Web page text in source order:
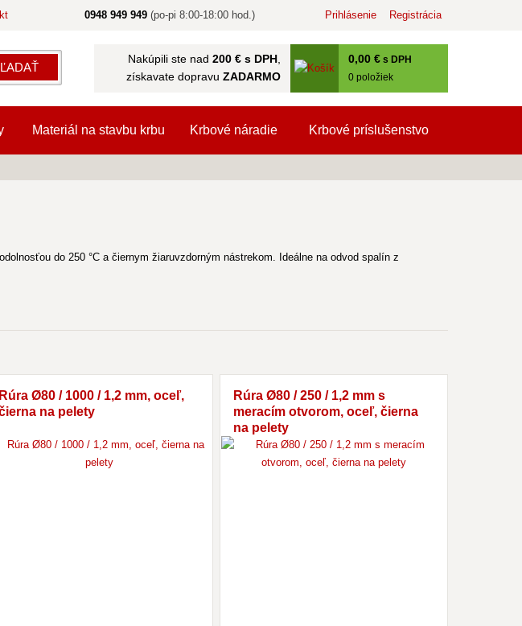
Nakúpili ste nad 200 € s DPH ,
získavate dopravu ZADARMO
0,00 € s DPH
0 položiek
Prihlásenie Registrácia
0948 949 949 (po-pi 8:00-18:00 hod.)
Materiál na stavbu krbu Krbové náradie Krbové príslušenstvo
do 250 °C a čiernym žiaruvzdorným nástrekom. Ideálne na odvod spalín z
Rúra Ø80 / 1000 / 1,2 mm, oceľ,
na pelety
Rúra Ø80 / 250 / 1,2 mm s
meracím otvorom, oceľ, čierna
na pelety